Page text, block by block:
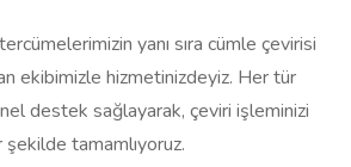
yanı sıra cümle çevirisi
ekibimizle hizmetinizdeyiz. Her tür
destek sağlayarak, çeviri işleminizi
şekilde tamamlıyoruz.